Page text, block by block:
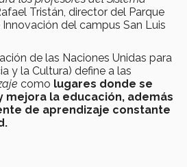
Tristán, director del Parque
del campus San Luis
de las Naciones Unidas para
y la Cultura) define a las
como lugares donde se
mejora la educación, además
de aprendizaje constante